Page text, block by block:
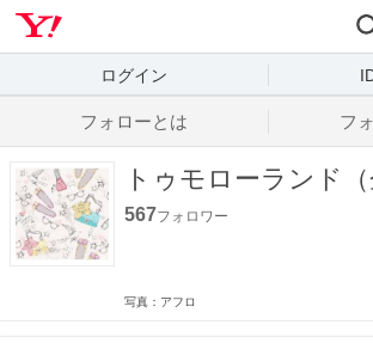
ログイン
フォローとは フ
トゥモローランド（
567フォロワー
写真：アフロ